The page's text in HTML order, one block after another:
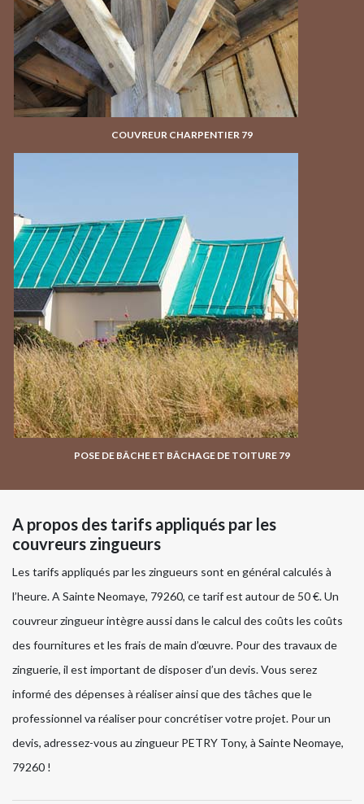
COUVREUR CHARPENTIER 79
POSE DE BÂCHE ET BÂCHAGE DE TOITURE 79
A propos des tarifs appliqués par les
couvreurs zingueurs
Les tarifs appliqués par les zingueurs sont en général calculés à
l’heure. A Sainte Neomaye, 79260, ce tarif est autour de 50 €. Un
couvreur zingueur intègre aussi dans le calcul des coûts les coûts
des fournitures et les frais de main d’œuvre. Pour des travaux de
zinguerie, il est important de disposer d’un devis. Vous serez
informé des dépenses à réaliser ainsi que des tâches que le
professionnel va réaliser pour concrétiser votre projet. Pour un
devis, adressez-vous au zingueur PETRY Tony, à Sainte Neomaye,
79260 !